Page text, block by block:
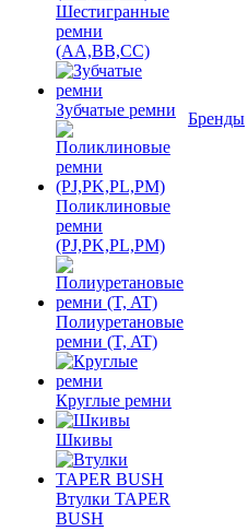
Шестигранные
ремни
(AA,BB,CC)
Зубчатые ремни
Поликлиновые
ремни
(PJ,PK,PL,PM)
Полиуретановые
ремни (T, AT)
Круглые ремни
Шкивы
Втулки TAPER
BUSH
Бренды